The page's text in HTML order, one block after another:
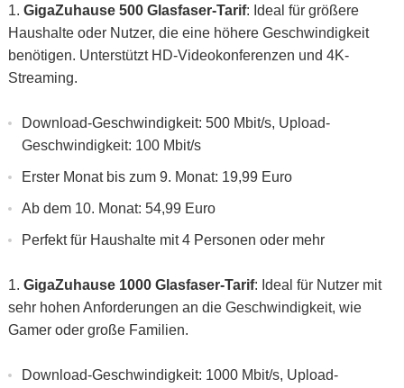
GigaZuhause 500 Glasfaser-Tarif: Ideal für größere
Haushalte oder Nutzer, die eine höhere Geschwindigkeit
benötigen. Unterstützt HD-Videokonferenzen und 4K-
Streaming.
Download-Geschwindigkeit: 500 Mbit/s, Upload-
Geschwindigkeit: 100 Mbit/s
Erster Monat bis zum 9. Monat: 19,99 Euro
Ab dem 10. Monat: 54,99 Euro
Perfekt für Haushalte mit 4 Personen oder mehr
GigaZuhause 1000 Glasfaser-Tarif: Ideal für Nutzer mit
sehr hohen Anforderungen an die Geschwindigkeit, wie
Gamer oder große Familien.
Download-Geschwindigkeit: 1000 Mbit/s, Upload-